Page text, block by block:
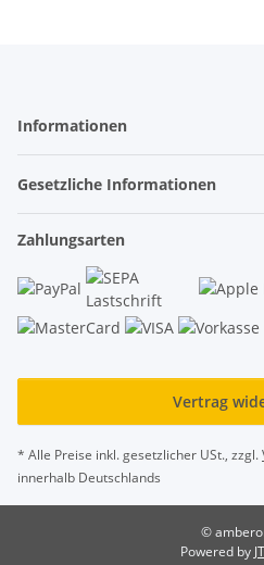
Informationen
Gesetzliche Informationen
Zahlungsarten
Vertrag
* Alle Preise inkl. gesetzlicher USt., zzgl.
innerhalb Deutschlands
©
Powered by